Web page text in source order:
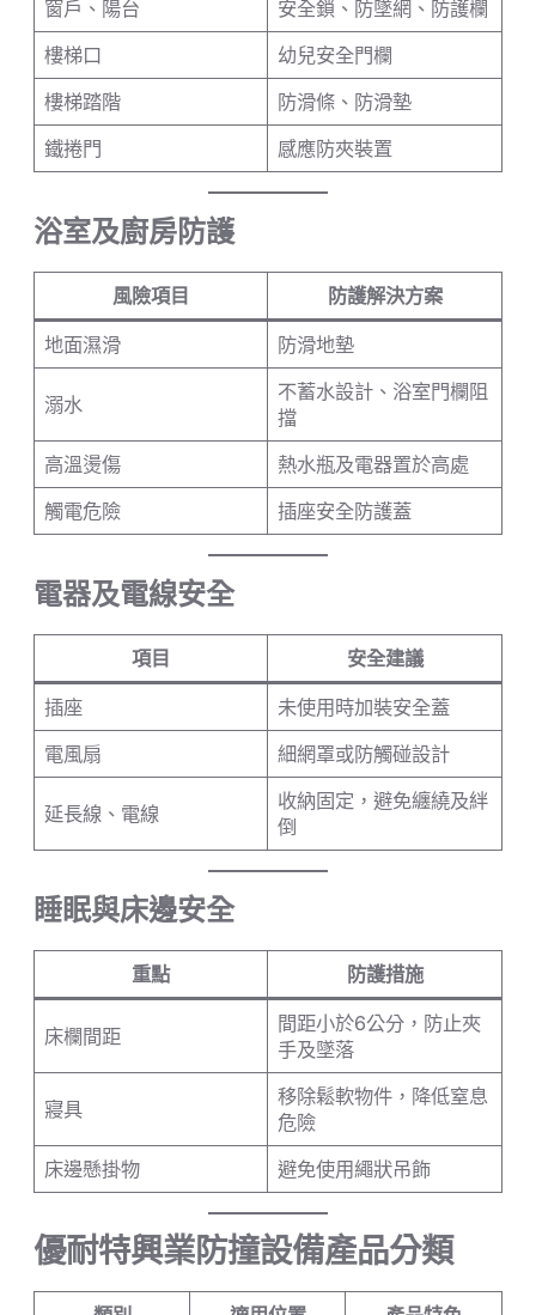
窗戶、陽台
安全鎖、防墜網、防護欄
樓梯口
幼兒安全門欄
樓梯踏階
防滑條、防滑墊
鐵捲門
感應防夾裝置
浴室及廚房防護
風險項目 防護解決方案
地面濕滑 防滑地墊
溺水
不蓄水設計、浴室門欄阻
擋
高溫燙傷
熱水瓶及電器置於高處
觸電危險
插座安全防護蓋
電器及電線安全
項目 安全建議
插座
未使用時加裝安全蓋
電風扇
細網罩或防觸碰設計
延長線、電線
收納固定，避免纏繞及絆
倒
睡眠與床邊安全
重點 防護措施
床欄間距
間距小於6公分，防止夾
手及墜落
寢具
移除鬆軟物件，降低窒息
危險
床邊懸掛物
避免使用繩狀吊飾
優耐特興業防撞設備產品分類